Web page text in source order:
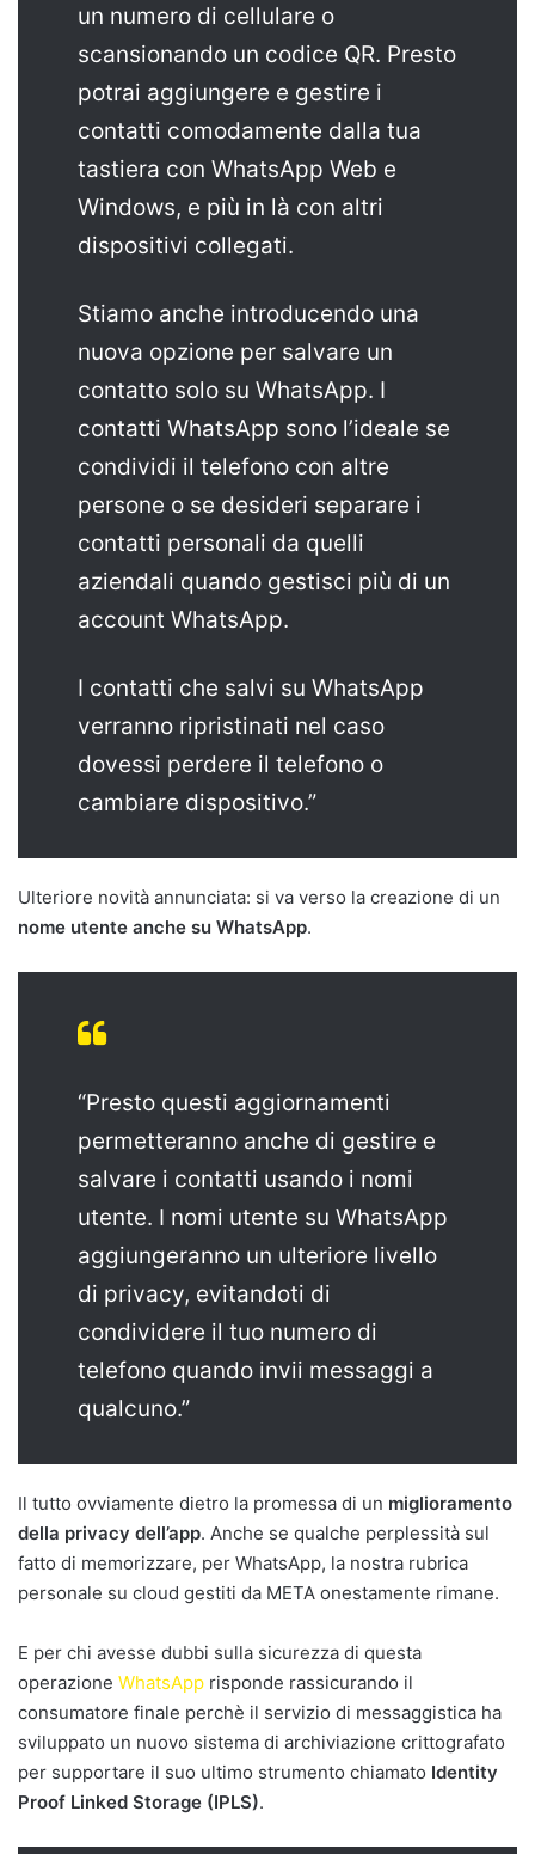
un numero di cellulare o
scansionando un codice QR. Presto
potrai aggiungere e gestire i
contatti comodamente dalla tua
tastiera con WhatsApp Web e
Windows, e più in là con altri
dispositivi collegati.
Stiamo anche introducendo una
nuova opzione per salvare un
contatto solo su WhatsApp. I
contatti WhatsApp sono l’ideale se
condividi il telefono con altre
persone o se desideri separare i
contatti personali da quelli
aziendali quando gestisci più di un
account WhatsApp.
I contatti che salvi su WhatsApp
verranno ripristinati nel caso
dovessi perdere il telefono o
cambiare dispositivo.”
Ulteriore novità annunciata: si va verso la creazione di un
nome utente anche su WhatsApp.
“Presto questi aggiornamenti
permetteranno anche di gestire e
salvare i contatti usando i nomi
utente. I nomi utente su WhatsApp
aggiungeranno un ulteriore livello
di privacy, evitandoti di
condividere il tuo numero di
telefono quando invii messaggi a
qualcuno.”
Il tutto ovviamente dietro la promessa di un miglioramento
della privacy dell’app. Anche se qualche perplessità sul
fatto di memorizzare, per WhatsApp, la nostra rubrica
personale su cloud gestiti da META onestamente rimane.
E per chi avesse dubbi sulla sicurezza di questa
operazione WhatsApp risponde rassicurando il
consumatore finale perchè il servizio di messaggistica ha
sviluppato un nuovo sistema di archiviazione crittografato
per supportare il suo ultimo strumento chiamato Identity
Proof Linked Storage (IPLS).